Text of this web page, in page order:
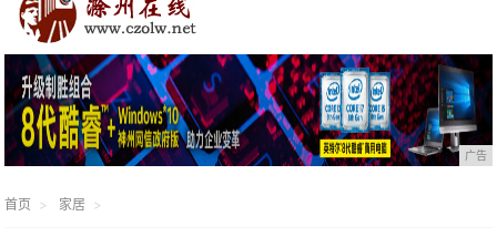
广告
首页 家居